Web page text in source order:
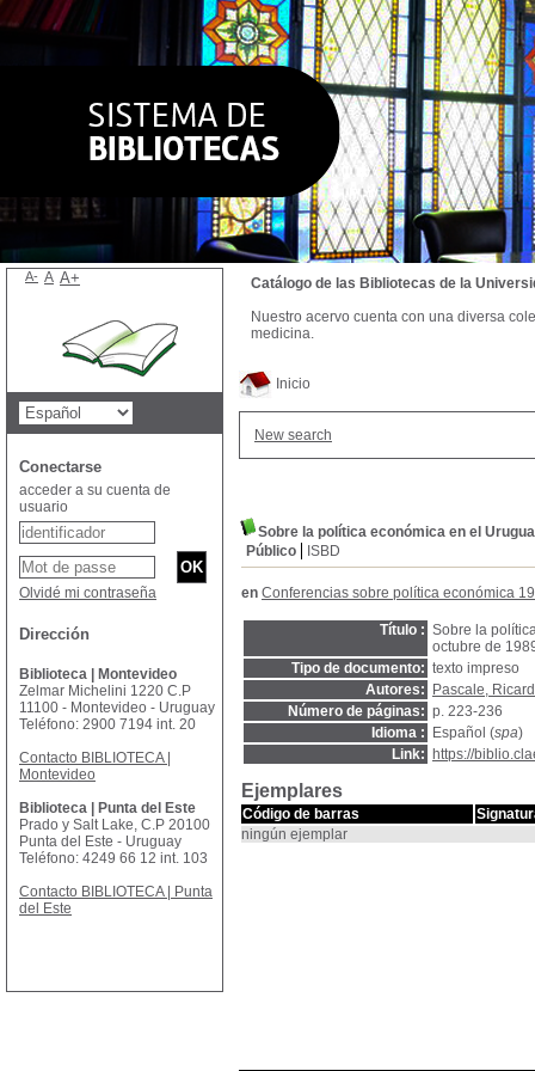
Inicio
New search
Sobre la política económica en el
Público
ISBD
en Conferencias sobre política económica
Título : Sobre la
octubre de
Tipo de documento: texto impreso
Autores:
Pascale,
Número de páginas: p. 223-236
Idioma :
Español (spa)
Link:
https://
Ejemplares
Código de barras
ningún ejemplar
Catálogo de las Bibliotecas de la
Nuestro acervo cuenta con una diversa
medicina.
A- A A+
Conectarse
acceder a su cuenta de
usuario
Olvidé mi contraseña
Dirección
Biblioteca | Montevideo
Zelmar Michelini 1220 C.P
11100 - Montevideo - Uruguay
Teléfono: 2900 7194 int. 20
Contacto BIBLIOTECA |
Montevideo
Biblioteca | Punta del Este
Prado y Salt Lake, C.P 20100
Punta del Este - Uruguay
Teléfono: 4249 66 12 int. 103
Contacto BIBLIOTECA | Punta
del Este